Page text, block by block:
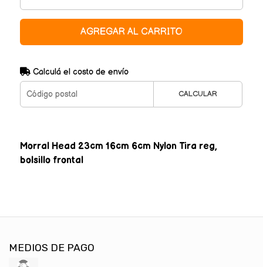
AGREGAR AL CARRITO
Calculá el costo de envío
CALCULAR
Morral Head 23cm 16cm 6cm Nylon Tira reg,
bolsillo frontal
MEDIOS DE PAGO